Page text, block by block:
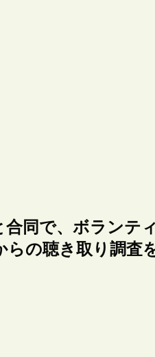
同で、ボランテ
らの聴き取り調査